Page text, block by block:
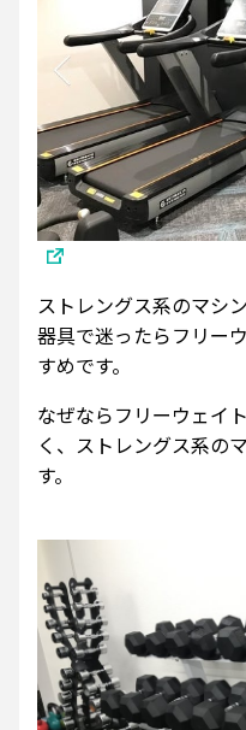
ストレングス系のマシ
器具で迷ったらフリー
すめです。
なぜならフリーウェイ
く、ストレングス系の
す。